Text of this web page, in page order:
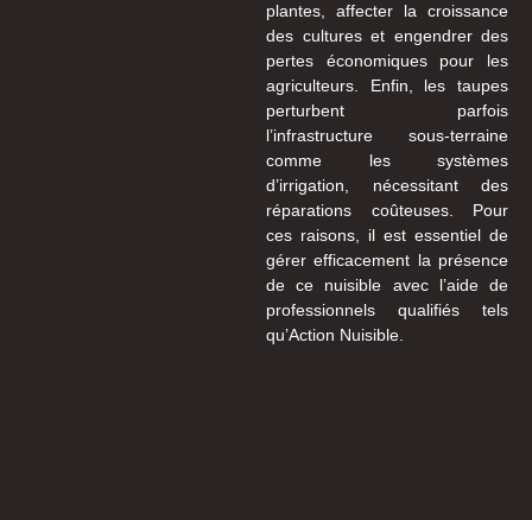
plantes, affecter la croissance
des cultures et engendrer des
pertes économiques pour les
agriculteurs. Enfin, les taupes
perturbent parfois
l’infrastructure sous-terraine
comme les systèmes
d’irrigation, nécessitant des
réparations coûteuses. Pour
ces raisons, il est essentiel de
gérer efficacement la présence
de ce nuisible avec l’aide de
professionnels qualifiés tels
qu’Action Nuisible.